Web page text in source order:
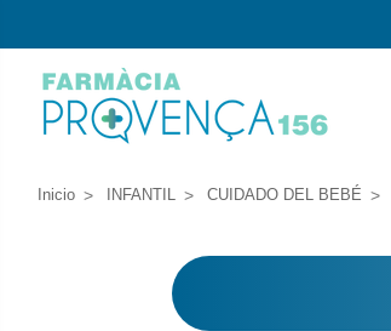
Inicio INFANTIL CUIDADO DEL BEBÉ